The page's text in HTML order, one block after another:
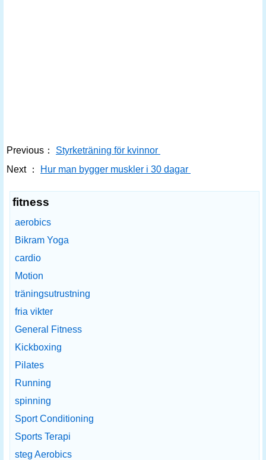
Previous：
Styrketräning för kvinnor
Next ：
Hur man bygger muskler i 30 dagar
fitness
aerobics
Bikram Yoga
cardio
Motion
träningsutrustning
fria vikter
General Fitness
Kickboxing
Pilates
Running
spinning
Sport Conditioning
Sports Terapi
steg Aerobics